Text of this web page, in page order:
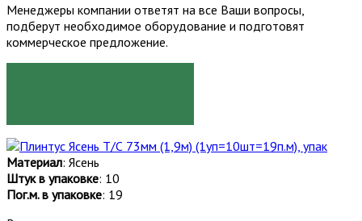
Менеджеры компании ответят на все Ваши вопросы,
подберут необходимое оборудование и подготовят
коммерческое предложение.
Материал: Ясень
Штук в упаковке: 10
Пог.м. в упаковке: 19